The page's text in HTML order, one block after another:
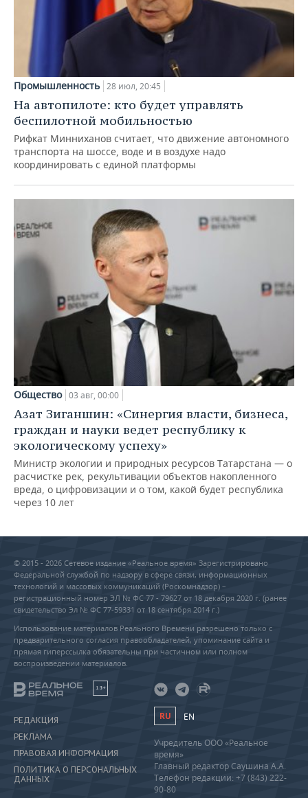
Промышленность 28 июл, 20:45
На автопилоте: кто будет управлять
беспилотной мобильностью
Рифкат Минниханов считает, что движение автономного
транспорта на шоссе, воде и в воздухе надо
координировать с единой платформы
Общество 03 авг, 00:00
Азат Зиганшин: «Синергия власти, бизнеса,
граждан и науки ведет республику к
экологическому успеху»
Министр экологии и природных ресурсов Татарстана — о
расчистке рек, рекультивации объектов накопленного
вреда, о цифровизации и о том, какой будет республика
через 10 лет
© 2015 - 2026 Сетевое издание «Реальное время» Зарегистрировано
Федеральной службой по надзору в сфере связи, информационных
технологий и массовых коммуникаций (Роскомнадзор) –
регистрационный номер ЭЛ № ФС 77 - 79627 от 18 декабря 2020 г. (ранее
свидетельство Эл № ФС 77-59331 от 18 сентября 2014 г.)
Использование материалов Реального Времени разрешено только с
предварительного согласия правообладателей, упоминание сайта и
прямая гиперссылка обязательны при частичном или полном
воспроизведении материалов.
18+
РЕДАКЦИЯ
РЕКЛАМА
ПРАВОВАЯ ИНФОРМАЦИЯ
ПОЛИТИКА О ПЕРСОНАЛЬНЫХ
ДАННЫХ
RU EN
Учредитель ООО «Реальное
время»
Главный редактор Саушина А.А.
Телефон редакции: +7 (843) 222-
90-80